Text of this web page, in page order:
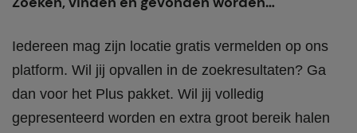
Iedereen mag zijn locatie gratis vermelden op ons
platform. Wil jij opvallen in de zoekresultaten? Ga
dan voor het Plus pakket. Wil jij volledig
gepresenteerd worden en extra groot bereik halen